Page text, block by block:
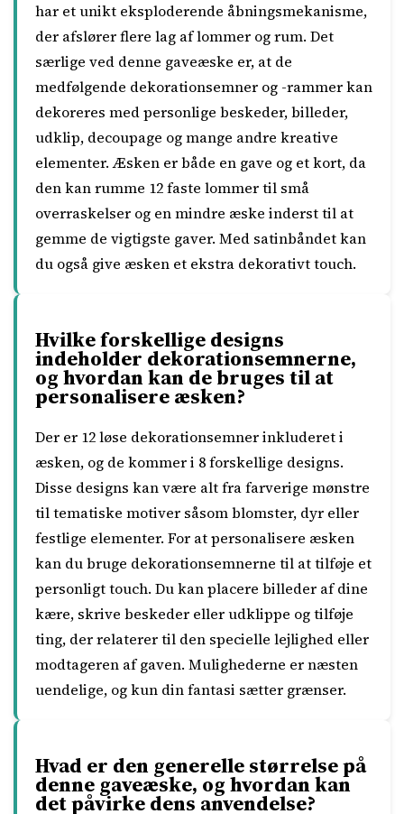
har et unikt eksploderende åbningsmekanisme,
der afslører flere lag af lommer og rum. Det
særlige ved denne gaveæske er, at de
medfølgende dekorationsemner og -rammer kan
dekoreres med personlige beskeder, billeder,
udklip, decoupage og mange andre kreative
elementer. Æsken er både en gave og et kort, da
den kan rumme 12 faste lommer til små
overraskelser og en mindre æske inderst til at
gemme de vigtigste gaver. Med satinbåndet kan
du også give æsken et ekstra dekorativt touch.
Hvilke forskellige designs
indeholder dekorationsemnerne,
og hvordan kan de bruges til at
personalisere æsken?
Der er 12 løse dekorationsemner inkluderet i
æsken, og de kommer i 8 forskellige designs.
Disse designs kan være alt fra farverige mønstre
til tematiske motiver såsom blomster, dyr eller
festlige elementer. For at personalisere æsken
kan du bruge dekorationsemnerne til at tilføje et
personligt touch. Du kan placere billeder af dine
kære, skrive beskeder eller udklippe og tilføje
ting, der relaterer til den specielle lejlighed eller
modtageren af gaven. Mulighederne er næsten
uendelige, og kun din fantasi sætter grænser.
Hvad er den generelle størrelse på
denne gaveæske, og hvordan kan
det påvirke dens anvendelse?